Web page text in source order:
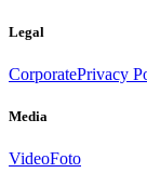
Legal
CorporatePrivacy
Media
VideoFoto